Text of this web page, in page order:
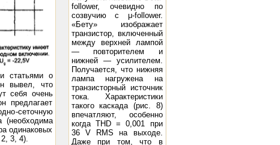
-98 Peak A.F. Grid Voltage 93 D.C. Plate Current (ma.) 95 Power Output (watts) 15 21
статьями о
вывел, что
себя очень
предлагает
сеточную
(необходима
одинаковых
3, 4).
follower, очевидно по
созвучию с μ-follower.
«Бету» изображает
транзистор, включенный
между верхней лампой
— повторителем и
нижней — усилителем.
Получается, что нижняя
лампа нагружена на
транзисторный источник
тока. Характеристики
такого каскада (рис. 8)
впечатляют, особенно
когда THD = 0,001 при
36 V RMS на выходе.
Даже при том, что в